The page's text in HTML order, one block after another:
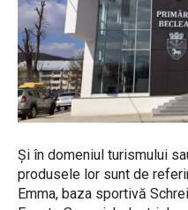
Și în domeniul turismului
produsele lor sunt de
Emma, baza sportivă